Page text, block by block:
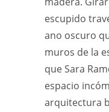
escupido
ano oscuro
muros de la
que Sara
espacio
arquitectura